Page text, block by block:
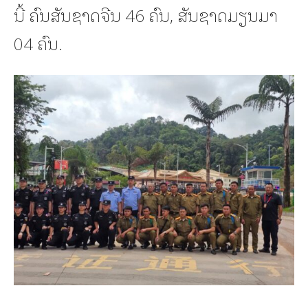
ນີ້ ຄົນສັນຊາດຈີນ 46 ຄົນ, ສັນຊາດມຽນມາ
04 ຄົນ.